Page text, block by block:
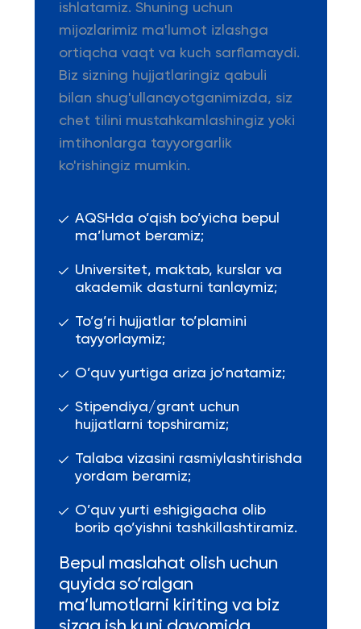
ishlatamiz. Shuning uchun
mijozlarimiz ma'lumot izlashga
ortiqcha vaqt va kuch sarflamaydi.
Biz sizning hujjatlaringiz qabuli
bilan shug'ullanayotganimizda, siz
chet tilini mustahkamlashingiz yoki
imtihonlarga tayyorgarlik
ko'rishingiz mumkin.
AQSHda o’qish bo’yicha bepul
ma’lumot beramiz;
Universitet, maktab, kurslar va
akademik dasturni tanlaymiz;
To’g’ri hujjatlar to’plamini
tayyorlaymiz;
O’quv yurtiga ariza jo’natamiz;
Stipendiya/grant uchun
hujjatlarni topshiramiz;
Talaba vizasini rasmiylashtirishda
yordam beramiz;
O’quv yurti eshigigacha olib
borib qo’yishni tashkillashtiramiz.
Bepul maslahat olish uchun
quyida so’ralgan
ma’lumotlarni kiriting va biz